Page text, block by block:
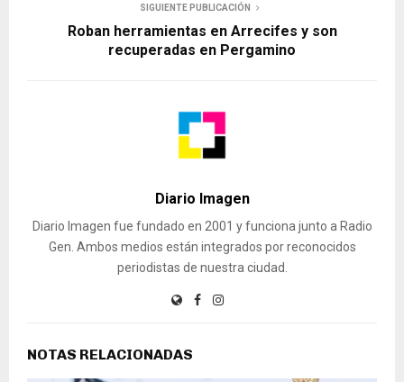
SIGUIENTE PUBLICACIÓN
Roban herramientas en Arrecifes y son
recuperadas en Pergamino
Diario Imagen
Diario Imagen fue fundado en 2001 y funciona junto a Radio
Gen. Ambos medios están integrados por reconocidos
periodistas de nuestra ciudad.
NOTAS RELACIONADAS